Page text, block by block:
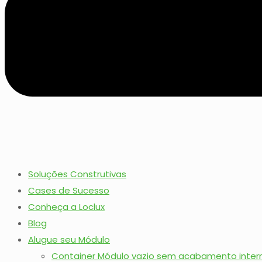
Soluções Construtivas
Cases de Sucesso
Conheça a Loclux
Blog
Alugue seu Módulo
Container Módulo vazio sem acabamento